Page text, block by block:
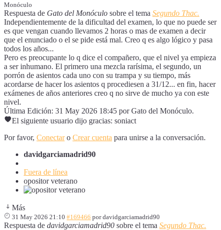
Monóculo
Respuesta de Gato del Monóculo sobre el tema Segundo Thac.
Independientemente de la dificultad del examen, lo que no puede ser
es que vengan cuando llevamos 2 horas o mas de examen a decir
que el enunciado o el se pide está mal. Creo q es algo lógico y pasa
todos los años...
Pero es preocupante lo q dice el compañero, que el nivel ya empieza
a ser inhumano. El primero una mezcla rarísima, el segundo, un
porrón de asientos cada uno con su trampa y su tiempo, más
acordarse de hacer los asientos q procediesen a 31/12... en fin, hacer
exámenes de años anteriores creo q no sirve de mucho ya con este
nivel.
Última Edición: 31 May 2026 18:45 porGato del Monóculo.
El siguiente usuario dijo gracias: soniact
Por favor, Conectaro Crear cuenta para unirse a la conversación.
davidgarciamadrid90
Fuera de línea
opositor veterano
Más
31 May 2026 21:10 #169466 pordavidgarciamadrid90
Respuesta de davidgarciamadrid90 sobre el tema Segundo Thac.